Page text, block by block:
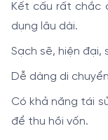
Kết cấu rất chắc
dụng lâu dài.
Sạch sẽ, hiện đại,
Dễ dàng di
Có khả năng tái
để thu hồi vốn.